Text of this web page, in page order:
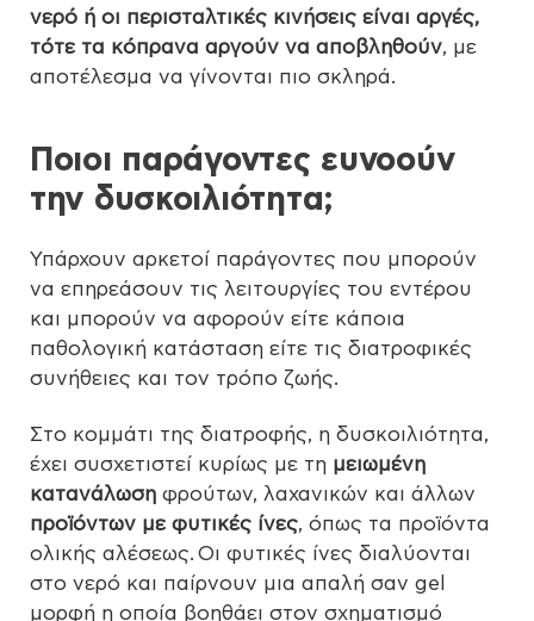
νερό ή οι περισταλτικές κινήσεις είναι αργές,
τότε τα κόπρανα αργούν να αποβληθούν, με
αποτέλεσμα να γίνονται πιο σκληρά.
Ποιοι παράγοντες ευνοούν
την δυσκοιλιότητα;
Υπάρχουν αρκετοί παράγοντες που μπορούν
να επηρεάσουν τις λειτουργίες του εντέρου
και μπορούν να αφορούν είτε κάποια
παθολογική κατάσταση είτε τις διατροφικές
συνήθειες και τον τρόπο ζωής.
Στο κομμάτι της διατροφής, η δυσκοιλιότητα,
έχει συσχετιστεί κυρίως με τη μειωμένη
κατανάλωση φρούτων, λαχανικών και άλλων
προϊόντων με φυτικές ίνες, όπως τα προϊόντα
ολικής αλέσεως. Οι φυτικές ίνες διαλύονται
στο νερό και παίρνουν μια απαλή σαν gel
μορφή η οποία βοηθάει στον σχηματισμό